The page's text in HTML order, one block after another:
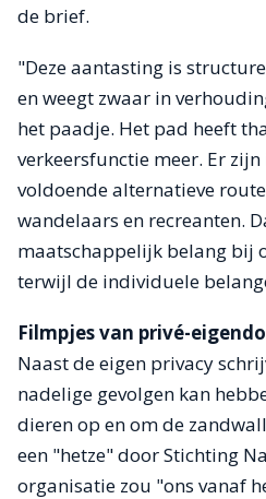
de brief.
"Deze aantasting is
en weegt zwaar in
het paadje. Het pad heeft
verkeersfunctie meer. Er
voldoende alternatieve
wandelaars en recreanten.
maatschappelijk belang bij
terwijl de individuele
Filmpjes van privé-
Naast de eigen privacy
nadelige gevolgen kan
dieren op en om de
een "hetze" door Stichting
organisatie zou "ons vanaf